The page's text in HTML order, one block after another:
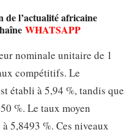
de l’actualité africaine
WHATSAPP
nominale unitaire de 1
compétitifs. Le
établi à 5,94 %, tandis que
%. Le taux moyen
5,8493 %. Ces niveaux